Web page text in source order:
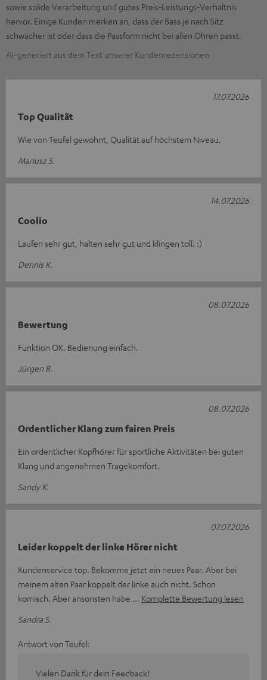
sowie solide Verarbeitung und gutes Preis‑Leistungs‑Verhältnis
hervor. Einige Kunden merken an, dass der Bass je nach Sitz
schwächer ist oder dass die Passform nicht bei allen Ohren passt.
AI-generiert aus dem Text unserer Kundenrezensionen
Top Qualität
Wie von Teufel gewohnt, Qualität auf höchstem Niveau.
Mariusz S.
17.07.2026
Coolio
Laufen sehr gut, halten sehr gut und klingen toll. :)
Dennis K.
14.07.2026
Bewertung
Funktion OK. Bedienung einfach.
Jürgen B.
08.07.2026
Ordentlicher Klang zum fairen Preis
Ein ordentlicher Kopfhörer für sportliche Aktivitäten bei guten
Klang und angenehmen Tragekomfort.
Sandy K.
08.07.2026
Leider koppelt der linke Hörer nicht
Kundenservice top. Bekomme jetzt ein neues Paar. Aber bei
meinem alten Paar koppelt der linke auch nicht. Schon
komisch. Aber ansonsten habe
Komplette Bewertung lesen
Sandra S.
07.07.2026
Antwort von Teufel:
Vielen Dank für dein Feedback!